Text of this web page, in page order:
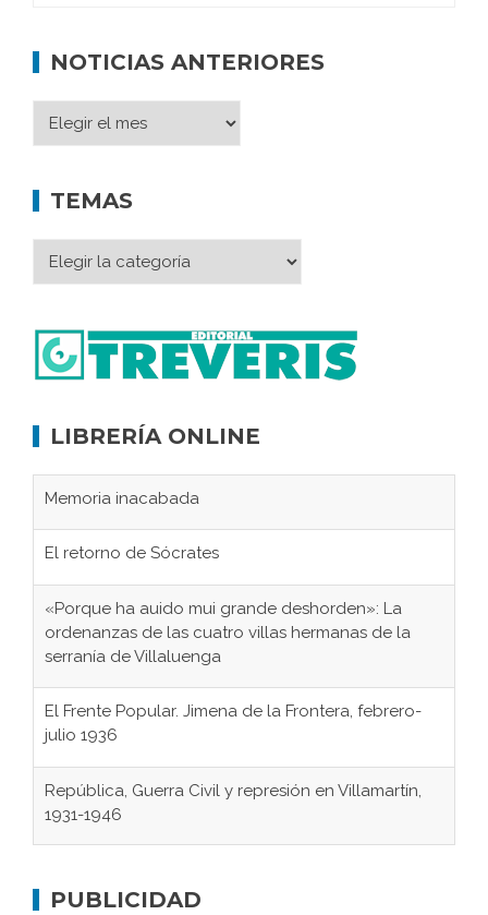
NOTICIAS ANTERIORES
TEMAS
LIBRERÍA ONLINE
Memoria inacabada
El retorno de Sócrates
«Porque ha auido mui grande deshorden»: La
ordenanzas de las cuatro villas hermanas de la
serranía de Villaluenga
El Frente Popular. Jimena de la Frontera, febrero-
julio 1936
República, Guerra Civil y represión en Villamartín,
1931-1946
concentración nazis
PUBLICIDAD